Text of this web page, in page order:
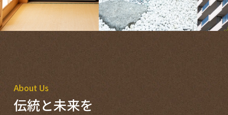
伝統と未来を
About Us